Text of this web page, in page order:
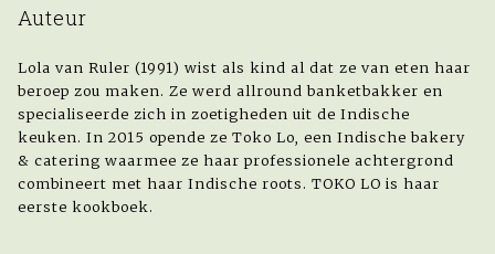
Auteur
Lola van Ruler (1991) wist als kind al dat ze van eten haar
beroep zou maken. Ze werd allround banketbakker en
specialiseerde zich in zoetigheden uit de Indische
keuken. In 2015 opende ze Toko Lo, een Indische bakery
& catering waarmee ze haar professionele achtergrond
combineert met haar Indische roots. TOKO LO is haar
eerste kookboek.